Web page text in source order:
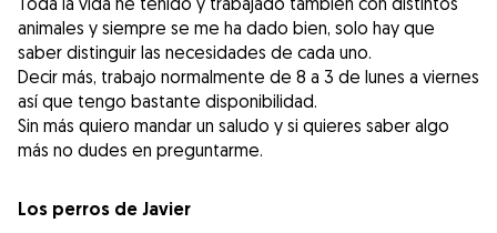
animales y siempre se me ha dado bien, solo hay que
saber distinguir las necesidades de cada uno.
Decir más, trabajo normalmente de 8 a 3 de lunes a viernes
así que tengo bastante disponibilidad.
Sin más quiero mandar un saludo y si quieres saber algo
más no dudes en preguntarme.
Los perros de Javier